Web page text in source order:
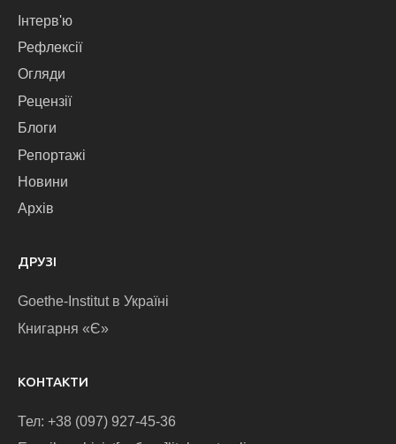
Інтерв'ю
Рефлексії
Огляди
Рецензії
Блоги
Репортажі
Новини
Архів
ДРУЗІ
Goethe-Institut в Україні
Книгарня «Є»
КОНТАКТИ
Тел: +38 (097) 927-45-36